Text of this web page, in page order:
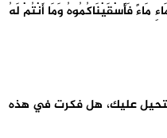
مَاءً فَأَسْقَيْنَاكُمُوهُ وَمَا أَنْتُمْ لَهُ
عليك، هل فكرت في هذه